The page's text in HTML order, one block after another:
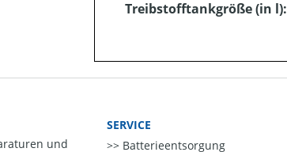
Treibstofftankgröße (in l):
und
SERVICE
Batterieentsorgung